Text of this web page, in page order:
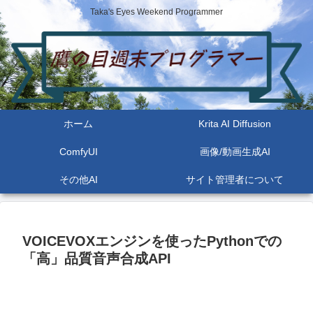
Taka's Eyes Weekend Programmer
ホーム Krita AI Diffusion
ComfyUI 画像/動画生成AI
その他AI サイト管理者について
VOICEVOXエンジンを使ったPythonでの
「高」品質音声合成API